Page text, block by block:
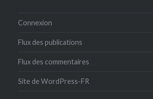
Connexion
Flux des publications
Flux des commentaires
Site de WordPress-FR